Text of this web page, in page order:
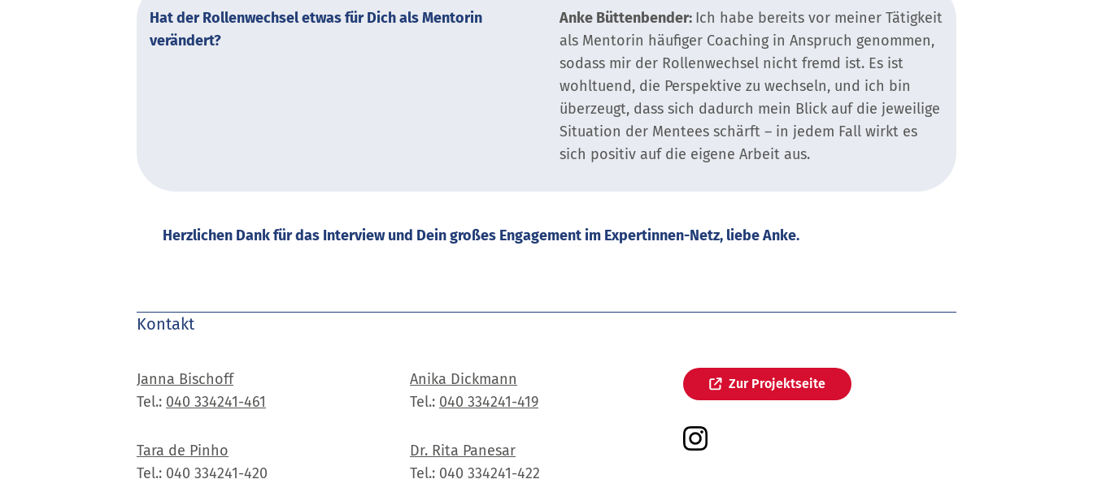
Hat der Rollenwechsel etwas für Dich als Mentorin
verändert?
Anke Büttenbender: Ich habe bereits vor meiner Tätigkeit
als Mentorin häufiger Coaching in Anspruch genommen,
sodass mir der Rollenwechsel nicht fremd ist. Es ist
wohltuend, die Perspektive zu wechseln, und ich bin
überzeugt, dass sich dadurch mein Blick auf die jeweilige
Situation der Mentees schärft – in jedem Fall wirkt es
sich positiv auf die eigene Arbeit aus.
Herzlichen Dank für das Interview und Dein großes Engagement im Expertinnen-Netz, liebe Anke.
Kontakt
Janna Bischoff
Tel.: 040 334241-461
Tara de Pinho
Tel.: 040 334241-420
Anika Dickmann
Tel.: 040 334241-419
Dr. Rita Panesar
Tel.: 040 334241-422
Zur Projektseite